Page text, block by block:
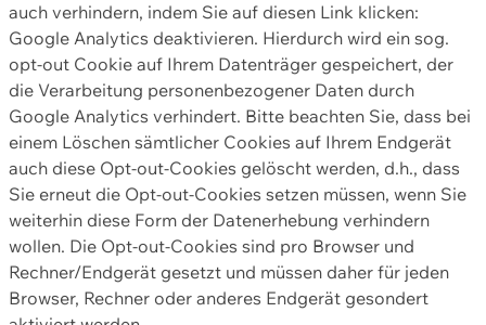
auch verhindern, indem Sie auf diesen Link klicken:
Google Analytics deaktivieren. Hierdurch wird ein sog.
opt-out Cookie auf Ihrem Datenträger gespeichert, der
die Verarbeitung personenbezogener Daten durch
Google Analytics verhindert. Bitte beachten Sie, dass bei
einem Löschen sämtlicher Cookies auf Ihrem Endgerät
auch diese Opt-out-Cookies gelöscht werden, d.h., dass
Sie erneut die Opt-out-Cookies setzen müssen, wenn Sie
weiterhin diese Form der Datenerhebung verhindern
wollen. Die Opt-out-Cookies sind pro Browser und
Rechner/Endgerät gesetzt und müssen daher für jeden
Browser, Rechner oder anderes Endgerät gesondert